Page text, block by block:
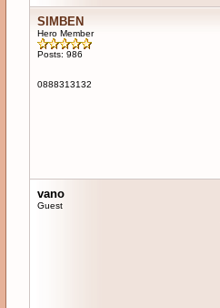
SIMBEN
Hero Member
Posts: 986
0888313132
vano
Guest